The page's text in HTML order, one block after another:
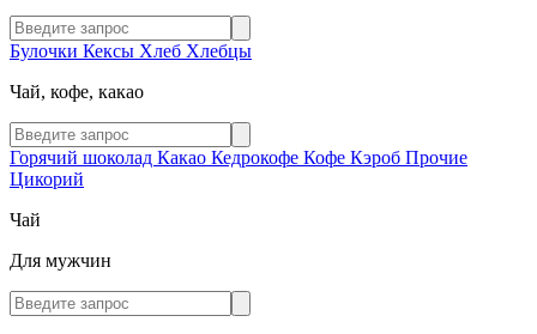
Булочки Кексы Хлеб Хлебцы
Чай, кофе, какао
Горячий шоколад Какао Кедрокофе Кофе Кэроб Прочие
Цикорий
Чай
Для мужчин